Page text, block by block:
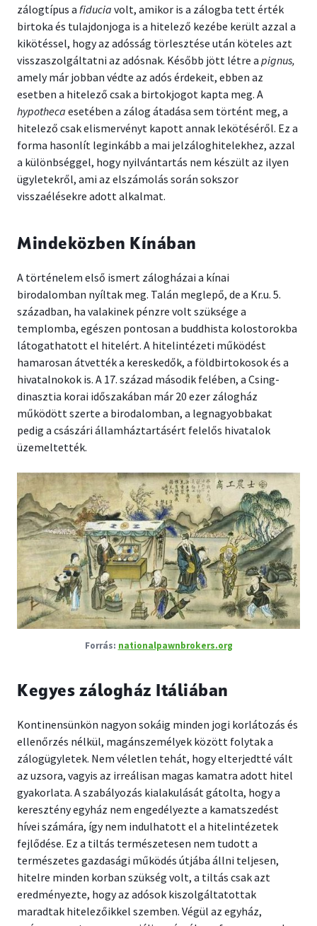
zálogtípus a fiducia volt, amikor is a zálogba tett érték
birtoka és tulajdonjoga is a hitelező kezébe került azzal a
kikötéssel, hogy az adósság törlesztése után köteles azt
visszaszolgáltatni az adósnak. Később jött létre a pignus,
amely már jobban védte az adós érdekeit, ebben az
esetben a hitelező csak a birtokjogot kapta meg. A
hypotheca esetében a zálog átadása sem történt meg, a
hitelező csak elismervényt kapott annak lekötéséről. Ez a
forma hasonlít leginkább a mai jelzáloghitelekhez, azzal
a különbséggel, hogy nyilvántartás nem készült az ilyen
ügyletekről, ami az elszámolás során sokszor
visszaélésekre adott alkalmat.
Mindeközben Kínában
A történelem első ismert zálogházai a kínai
birodalomban nyíltak meg. Talán meglepő, de a Kr.u. 5.
században, ha valakinek pénzre volt szüksége a
templomba, egészen pontosan a buddhista kolostorokba
látogathatott el hitelért. A hitelintézeti működést
hamarosan átvették a kereskedők, a földbirtokosok és a
hivatalnokok is. A 17. század második felében, a Csing-
dinasztia korai időszakában már 20 ezer zálogház
működött szerte a birodalomban, a legnagyobbakat
pedig a császári államháztartásért felelős hivatalok
üzemeltették.
nationalpawnbrokers.org
Kegyes zálogház Itáliában
Kontinensünkön nagyon sokáig minden jogi korlátozás és
ellenőrzés nélkül, magánszemélyek között folytak a
zálogügyletek. Nem véletlen tehát, hogy elterjedtté vált
az uzsora, vagyis az irreálisan magas kamatra adott hitel
gyakorlata. A szabályozás kialakulását gátolta, hogy a
keresztény egyház nem engedélyezte a kamatszedést
hívei számára, így nem indulhatott el a hitelintézetek
fejlődése. Ez a tiltás természetesen nem tudott a
természetes gazdasági működés útjába állni teljesen,
hitelre minden korban szükség volt, a tiltás csak azt
eredményezte, hogy az adósok kiszolgáltatottak
maradtak hitelezőikkel szemben. Végül az egyház,